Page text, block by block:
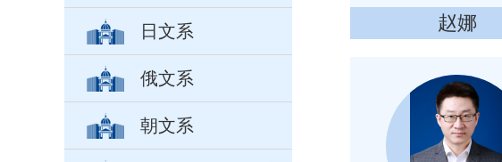
日文系
俄文系
朝文系
赵娜